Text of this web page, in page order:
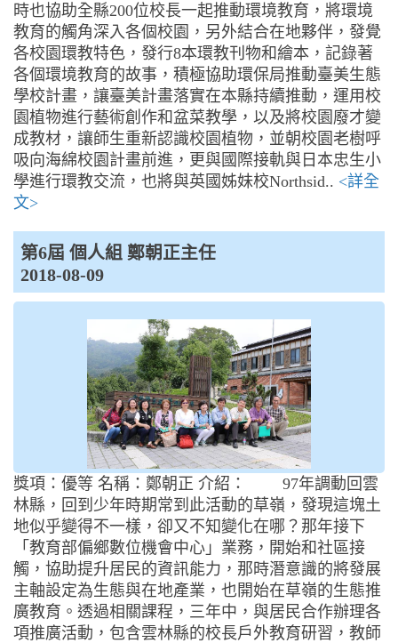
時也協助全縣200位校長一起推動環境教育，將環境
教育的觸角深入各個校園，另外結合在地夥伴，發覺
各校園環教特色，發行8本環教刊物和繪本，記錄著
各個環境教育的故事，積極協助環保局推動臺美生態
學校計畫，讓臺美計畫落實在本縣持續推動，運用校
園植物進行藝術創作和盆菜教學，以及將校園廢才變
成教材，讓師生重新認識校園植物，並朝校園老樹呼
吸向海綿校園計畫前進，更與國際接軌與日本忠生小
學進行環教交流，也將與英國姊妹校Northsid.. <詳全
文>
第6屆 個人組 鄭朝正主任
2018-08-09
獎項：優等 名稱：鄭朝正 介紹： 97年調動回雲
林縣，回到少年時期常到此活動的草嶺，發現這塊土
地似乎變得不一樣，卻又不知變化在哪？那年接下
「教育部偏鄉數位機會中心」業務，開始和社區接
觸，協助提升居民的資訊能力，那時潛意識的將發展
主軸設定為生態與在地產業，也開始在草嶺的生態推
廣教育。透過相關課程，三年中，與居民合作辦理各
項推廣活動，包含雲林縣的校長戶外教育研習，教師